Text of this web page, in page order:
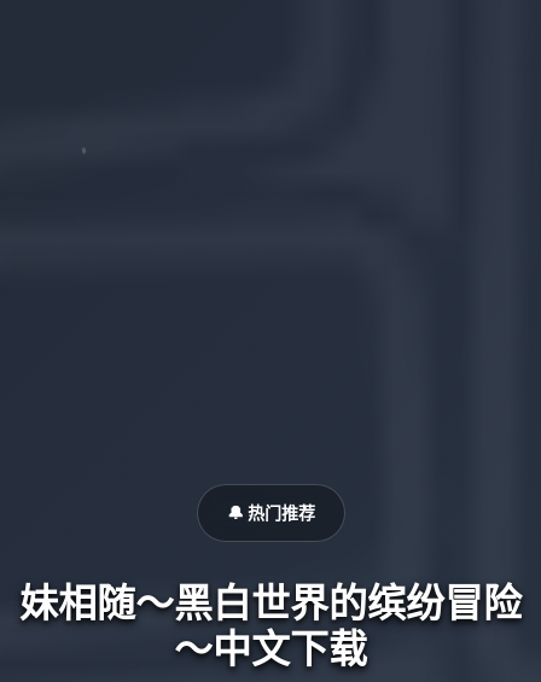
🔔 热门推荐
妹相随～黑白世界的缤纷冒险
～中文下载